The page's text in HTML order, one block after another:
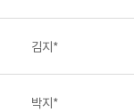
김지*
박지*